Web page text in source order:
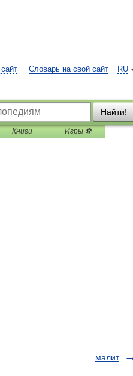
RU
Словарь на свой сайт
Найти!
Книги Игры ⚽
малит